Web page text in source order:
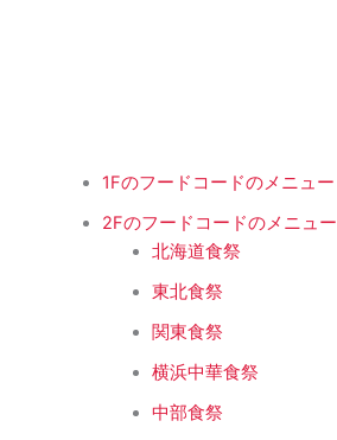
1Fのフードコードのメニュー
2Fのフードコードのメニュー
北海道食祭
東北食祭
関東食祭
横浜中華食祭
中部食祭